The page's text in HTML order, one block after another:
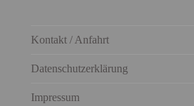
Kontakt / Anfahrt
Datenschutzerklärung
Impressum